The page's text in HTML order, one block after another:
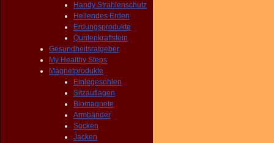
Handy Strahlenschutz
Heilendes Erden
Erdungsprodukte
Quntenkraftstein
Gesundheitsratgeber
My Healthy Steps
Magnetprodukte
Einlegesohlen
Sitzauflagen
Biomagnete
Armbänder
Socken
Jacken